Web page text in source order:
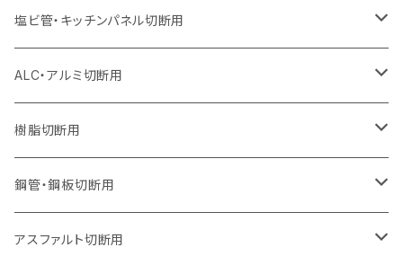
セグメント（特殊凸凹加工チップ）
セグメント
セグメント（特殊凸凹加工チップ）
セグメント
セグメント（特殊凸凹加工チップ）
355mm（14インチ）
セグメント
セグメント（特殊凸凹加工チップ）
セグメントタイプ（一般道路カッター用
305mm（12インチ）
セグメントタイプ
セグメントタイプ（一般道路カッター用
355mm（14インチ）
セグメントタイプ
セグメントタイプ（一般道路カッター用
405mm（16インチ）
セグメントタイプ
セグメントタイプ（一般道路カッター用
455mm（18インチ）
セグメント（一般道路カッター用
セグメントタイプ
305mm（12インチ）
セグメントタイプ
埋設鋳鉄管工事対応タイプ
355mm（14インチ）
セグメントタイプ
埋設鋳鉄管工事対応タイプ
405mm（16インチ）
セグメントタイプ
埋設鋳鉄管工事対応タイプ
ウェーブタイプ
セグメントタイプ
ウェーブタイプ
230mm（9インチ）
セグメントタイプ
ウェーブタイプ
255mm（10インチ）
セグメントタイプ
セグメントタイプ（一般道路カッター用
305mm（12インチ）
セグメント
セグメント（特殊凸凹加工チップ）
355mm（14インチ）
セグメント
405mm（16インチ）
セグメントタイプ
180mm（7インチ）
セグメントタイプ
205mm（8インチ）
セグメントタイプ
230mm（9インチ）
セグメントタイプ
255mm（10インチ）
セグメントタイプ
305mm（12インチ）
セグメントタイプ
405mm（16インチ）
セグメントタイプ
125ｍｍ（5インチ）
塩ビ管・キッチンパネル切断用
125ｍｍ（5インチ）
ALC・アルミ切断用
305mm（12インチ）
砥石（補強綱入り）
355mm（14インチ）
砥石（補強綱入り）
樹脂切断用
305mm（12インチ）
砥石（補強綱入り）
355mm（14インチ）
鋼管・鋼板切断用
305mm（12インチ）
アスファルト切断用